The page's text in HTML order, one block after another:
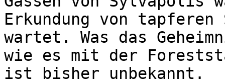
Erkundung von
wartet. Was das
wie es mit der
ist bisher unbekannt.